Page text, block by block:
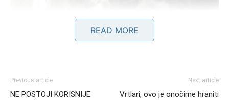
READ MORE
Previous article
NE POSTOJI KORISNIJE
Next article
Vrtlari, ovo je onočime hraniti